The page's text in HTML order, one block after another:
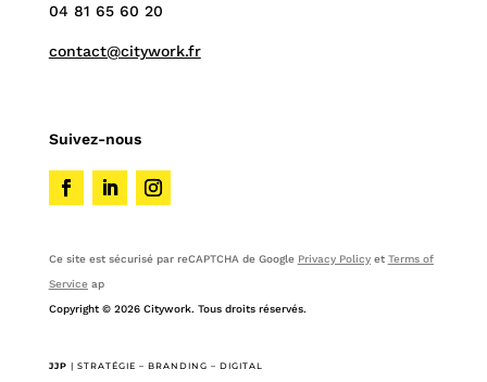
04 81 65 60 20
contact@citywork.fr
Suivez-nous
Ce site est sécurisé par reCAPTCHA de Google Privacy Policyet Terms of
Serviceap
Copyright © 2026 Citywork. Tous droits réservés.
JJP | STRATÉGIE – BRANDING – DIGITAL